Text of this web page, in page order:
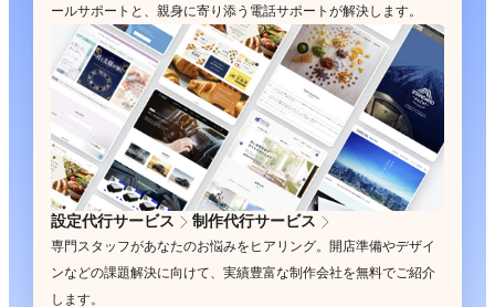
ールサポートと、親身に寄り添う電話サポートが解決します。
設定代行サービス 制作代行サービス
専門スタッフがあなたのお悩みをヒアリング。開店準備やデザイ
ンなどの課題解決に向けて、実績豊富な制作会社を無料でご紹介
します。